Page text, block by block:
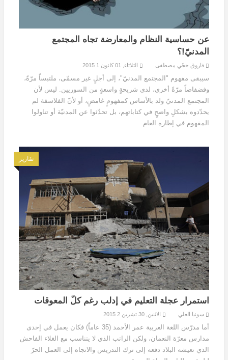
عن حساسية النظام والمعارضة تجاه المجتمع
المدنيّ!؟
فاروق حجّي مصطفى الثلاثاء, 01 كانون 1 2015
سيبقى مفهوم "المجتمع المدنيّ"، إلى أجلٍ غير مسمّى، ملتبساً مرّةً،
وفضفاضاً مرّةً أخرى، لدى شريحةٍ واسعةٍ من السوريين. ليس لأن
المجتمع المدنيّ ولد بالأساس كمفهومٍ غامضٍ، أو لأنّ الفلاسفة لم
يحدّدوه بشكلٍ واضحٍ في كتاباتهم، بل تحدّثوا عن المدنيّة أو تناولوا
المفهوم في إطاره العام
تقارير
استمرار عجلة التعليم في إدلب رغم كلّ المعوقات
سونيا العلي الاثنين, 30 تشرين 2 2015
أما مدرّس اللغة العربية عمر الأحمد (35 عاماً) فكان يعمل في إحدى
مدارس معرّة النعمان، ولكن الراتب الذي لا يتناسب مع الغلاء الفاحش
الذي تعيشه البلاد دفعه إلى ترك التدريس والاتجاه إلى العمل الحرّ